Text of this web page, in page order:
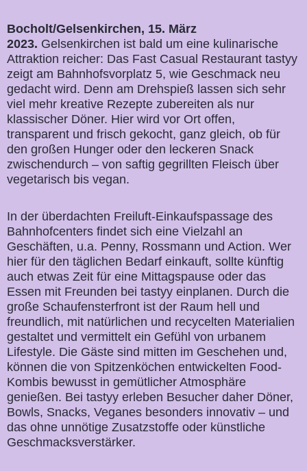
Bocholt/Gelsenkirchen, 15. März
2023. Gelsenkirchen ist bald um eine kulinarische
Attraktion reicher: Das Fast Casual Restaurant tastyy
zeigt am Bahnhofsvorplatz 5, wie Geschmack neu
gedacht wird. Denn am Drehspieß lassen sich sehr
viel mehr kreative Rezepte zubereiten als nur
klassischer Döner. Hier wird vor Ort offen,
transparent und frisch gekocht, ganz gleich, ob für
den großen Hunger oder den leckeren Snack
zwischendurch – von saftig gegrillten Fleisch über
vegetarisch bis vegan.
In der überdachten Freiluft-Einkaufspassage des
Bahnhofcenters findet sich eine Vielzahl an
Geschäften, u.a. Penny, Rossmann und Action. Wer
hier für den täglichen Bedarf einkauft, sollte künftig
auch etwas Zeit für eine Mittagspause oder das
Essen mit Freunden bei tastyy einplanen. Durch die
große Schaufensterfront ist der Raum hell und
freundlich, mit natürlichen und recycelten Materialien
gestaltet und vermittelt ein Gefühl von urbanem
Lifestyle. Die Gäste sind mitten im Geschehen und,
können die von Spitzenköchen entwickelten Food-
Kombis bewusst in gemütlicher Atmosphäre
genießen. Bei tastyy erleben Besucher daher Döner,
Bowls, Snacks, Veganes besonders innovativ – und
das ohne unnötige Zusatzstoffe oder künstliche
Geschmacksverstärker.